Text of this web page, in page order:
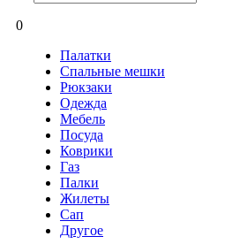
0
Палатки
Спальные мешки
Рюкзаки
Одежда
Мебель
Посуда
Коврики
Газ
Палки
Жилеты
Сап
Другое